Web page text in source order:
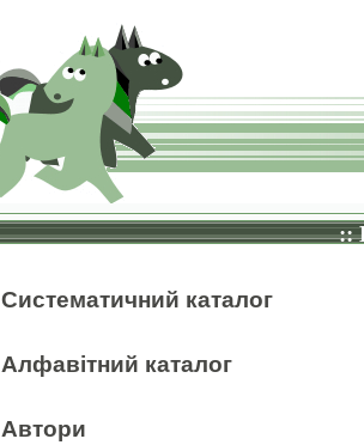
::
Систематичний каталог
Алфавітний каталог
Автори